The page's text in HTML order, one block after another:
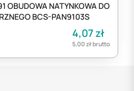
OBUDOWA NATYNKOWA DO
BCS-PAN9103S
4,07zł
5,00złbrutto